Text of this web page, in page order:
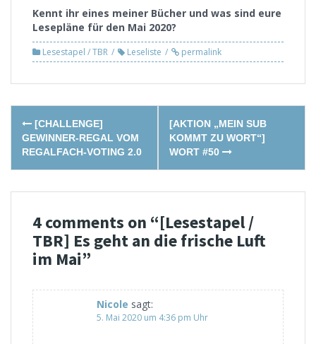
Kennt ihr eines meiner Bücher und was sind eure
Lesepläne für den Mai 2020?
Lesestapel / TBR Leseliste permalink
Post
navigation
[CHALLENGE]
GEWINNER-REGAL VOM
REGALFACH-VOTING 2.0
[AKTION „MEIN SUB
KOMMT ZU WORT“]
WORT #50
4 comments on “[Lesestapel /
TBR] Es geht an die frische Luft
im Mai”
Nicole sagt:
5. Mai 2020 um 4:36 pm Uhr